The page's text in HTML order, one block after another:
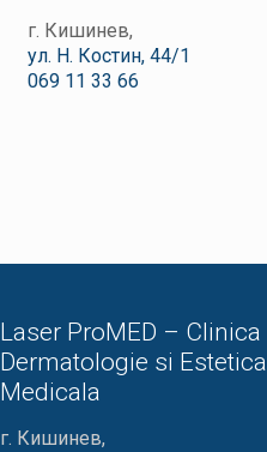
г. Кишинев,
ул. Н. Костин, 44/1
069 11 33 66
Laser ProMED – Clinica
Dermatologie si Estetica
Medicala
г. Кишинев,